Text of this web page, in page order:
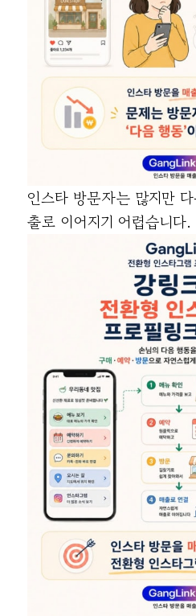
인스타 방문자는 많지만
출로 이어지기 어렵습니다.